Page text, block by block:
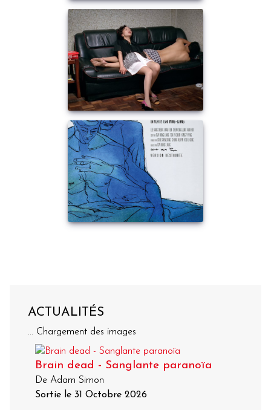
ACTUALITÉS
... Chargement des images
Brain dead - Sanglante paranoïa
De Adam Simon
Sortie le 31 Octobre 2026